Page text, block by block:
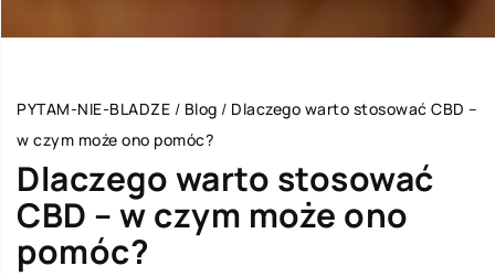
PYTAM-NIE-BLADZE / Blog / Dlaczego warto stosować CBD –
w czym może ono pomóc?
Dlaczego warto stosować
CBD – w czym może ono
pomóc?